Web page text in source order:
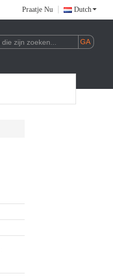
Praatje Nu Dutch